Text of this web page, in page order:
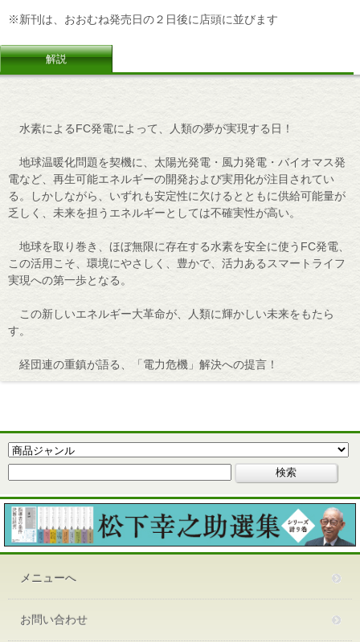
※新刊は、おおむね発売日の２日後に店頭に並びます
解説
水素によるFC発電によって、人類の夢が実現する日！
地球温暖化問題を契機に、太陽光発電・風力発電・バイオマス発
電など、再生可能エネルギーの開発および実用化が注目されてい
る。しかしながら、いずれも安定性に欠けるとともに供給可能量が
乏しく、未来を担うエネルギーとしては不確実性が高い。
地球を取り巻き、ほぼ無限に存在する水素を安全に使うFC発電、
この活用こそ、環境にやさしく、豊かで、活力あるスマートライフ
実現への第一歩となる。
この新しいエネルギー大革命が、人類に輝かしい未来をもたら
す。
経団連の重鎮が語る、「電力危機」解決への提言！
メニューへ
お問い合わせ